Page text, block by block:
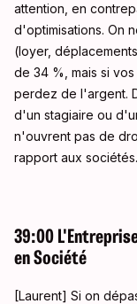
attention, en
d'optimisations. On
(loyer,
de 34 %, mais si
perdez de l'argent.
d'un stagiaire ou
n'ouvrent pas de
rapport aux sociétés.
39:00
en Société
[Laurent] Si on